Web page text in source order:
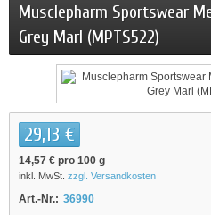
Musclepharm Sportswear
Grey Marl (MPTS522)
29,13 €
14,57 € pro 100 g
inkl. MwSt. zzgl. Versandkosten
Art.-Nr.: 36990